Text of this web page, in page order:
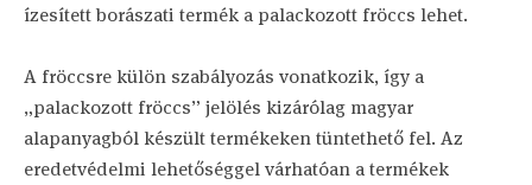
ízesített borászati termék a palackozott fröccs lehet.
A fröccsre külön szabályozás vonatkozik, így a
„palackozott fröccs” jelölés kizárólag magyar
alapanyagból készült termékeken tüntethető fel. Az
eredetvédelmi lehetőséggel várhatóan a termékek